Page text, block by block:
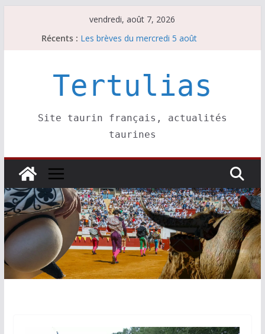
vendredi, août 7, 2026
Récents : Les brèves du mercredi 5 août
Escalafón 2026 – novilleros –
Les brèves du jeudi 6 août
Tertulias
Site taurin français, actualités
taurines